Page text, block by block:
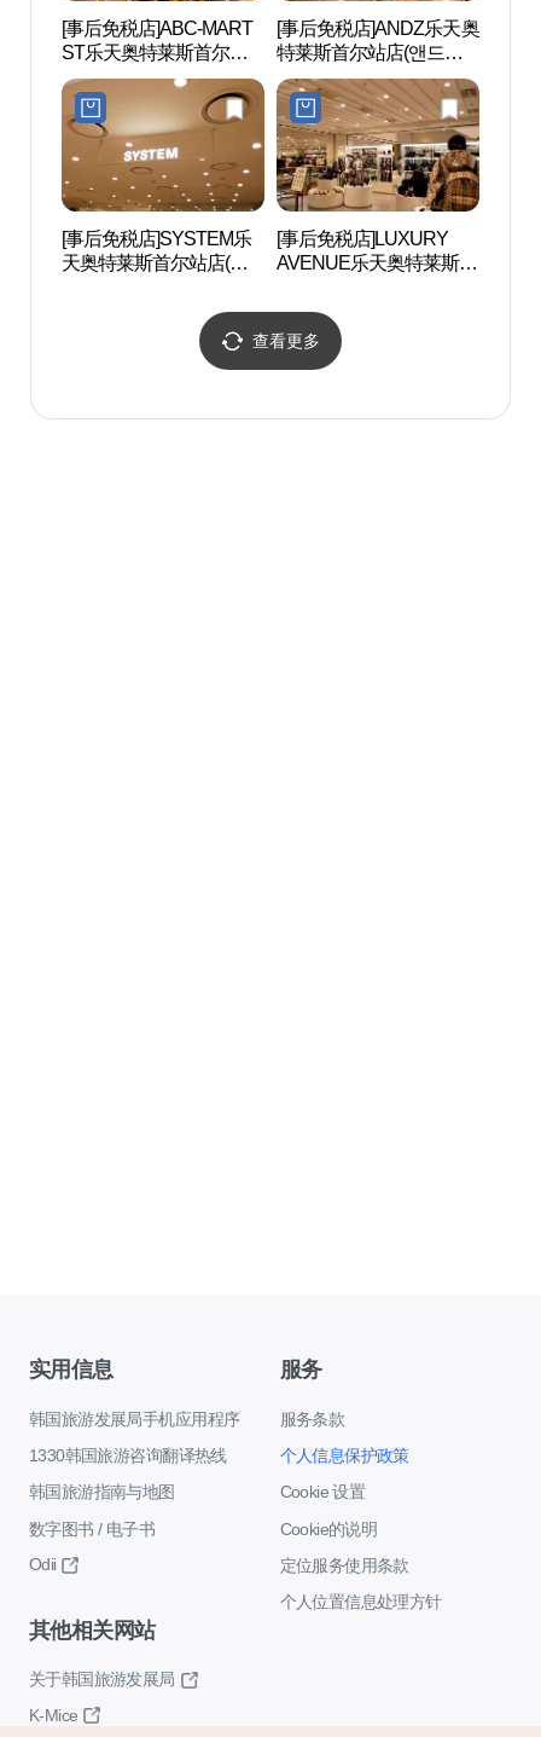
[事后免税店]ABC-MART
ST乐天奥特莱斯首尔站
店(ABC마트 ST 롯데아울
렛 서울역점)
[事后免税店]ANDZ乐天奥
特莱斯首尔站店(앤드지
롯데아울렛 서울역점)
[事后免税店]SYSTEM乐
天奥特莱斯首尔站店(시
[事后免税店]LUXURY
AVENUE乐天奥特莱斯首
데아울렛 서울역점)
查看更多
实用信息
韩国旅游发展局手机应用程序
1330韩国旅游咨询翻译热线
韩国旅游指南与地图
数字图书 / 电子书
Odii
服务
服务条款
个人信息保护政策
Cookie 设置
Cookie的说明
定位服务使用条款
个人位置信息处理方针
其他相关网站
关于韩国旅游发展局
K-Mice